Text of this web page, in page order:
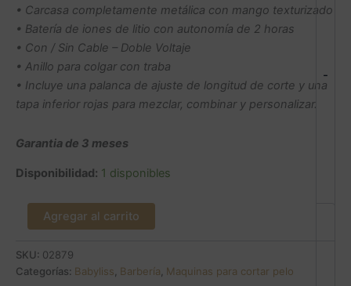
• Carcasa completamente metálica con mango texturizado
• Batería de iones de litio con autonomía de 2 horas
• Con / Sin Cable – Doble Voltaje
• Anillo para colgar con traba
• Incluye una palanca de ajuste de longitud de corte y una
tapa inferior rojas para mezclar, combinar y personalizar.
Garantia de 3 meses
Disponibilidad: 1 disponibles
-
Agregar al carrito
SKU: 02879
Categorías: Babyliss Barbería Maquinas para cortar pelo